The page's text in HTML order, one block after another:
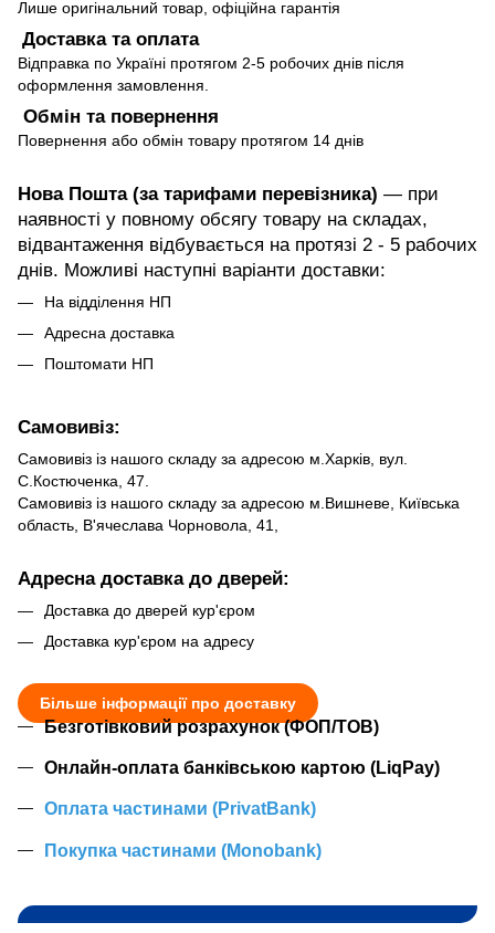
Лише оригінальний товар, офіційна гарантія
Доставка та оплата
Відправка по Україні протягом 2-5 робочих днів після
оформлення замовлення.
Обмін та повернення
Повернення або обмін товару протягом 14 днів
Нова Пошта (за тарифами перевізника) — при
наявності у повному обсягу товару на складах,
відвантаження відбувається на протязі 2 - 5 рабочих
днів. Можливі наступні варіанти доставки:
На відділення НП
Адресна доставка
Поштомати НП
Самовивіз:
Самовивіз із нашого складу за адресою м.Харків, вул.
С.Костюченка, 47.
Самовивіз із нашого складу за адресою м.Вишневе, Київська
область, В'ячеслава Чорновола, 41,
Адресна доставка до дверей:
Доставка до дверей кур'єром
Доставка кур'єром на адресу
Більше інформації про доставку
Безготівковий розрахунок (ФОП/ТОВ)
Онлайн-оплата банківською картою (LiqPay)
Оплата частинами (PrivatBank)
Покупка частинами (Monobank)